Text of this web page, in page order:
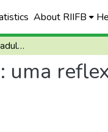
About RIIFB
Educação de jovens e adultos (EJA) : uma reflexão sobre a evasão escolar em tempos de pandemia
uma